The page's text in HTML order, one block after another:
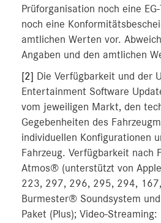
Prüforganisation noch eine
noch eine
amtlichen Werten vor.
Angaben und den amtlichen
[2] Die Verfügbarkeit und der
Entertainment Software
vom jeweiligen Markt, den
Gegebenheiten des
individuellen Konfigurationen
Fahrzeug. Verfügbarkeit nach
Atmos® (unterstützt von
223, 297, 296, 295, 294,
Burmester® Soundsystem
Paket (Plus); Video-